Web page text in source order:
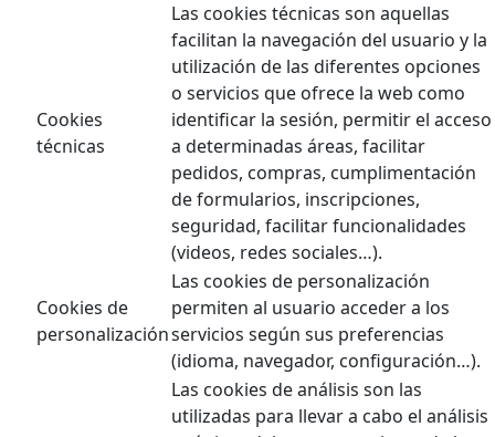
Cookies
técnicas
Las cookies técnicas son aquellas
facilitan la navegación del usuario y la
utilización de las diferentes opciones
o servicios que ofrece la web como
identificar la sesión, permitir el acceso
a determinadas áreas, facilitar
pedidos, compras, cumplimentación
de formularios, inscripciones,
seguridad, facilitar funcionalidades
(videos, redes sociales…).
Cookies de
personalización
Las cookies de personalización
permiten al usuario acceder a los
servicios según sus preferencias
(idioma, navegador, configuración…).
Las cookies de análisis son las
utilizadas para llevar a cabo el análisis